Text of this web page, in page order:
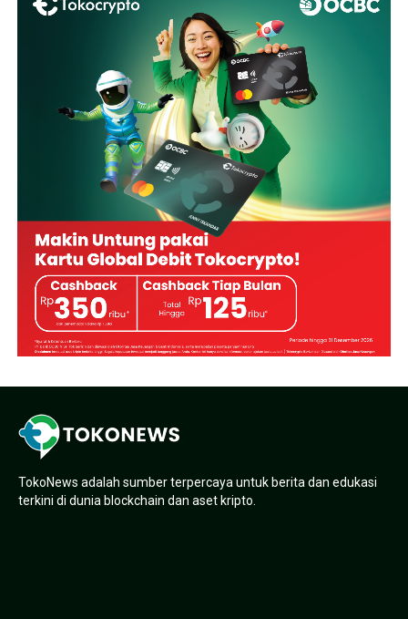
TokoNews adalah sumber terpercaya untuk berita dan edukasi
terkini di dunia blockchain dan aset kripto.